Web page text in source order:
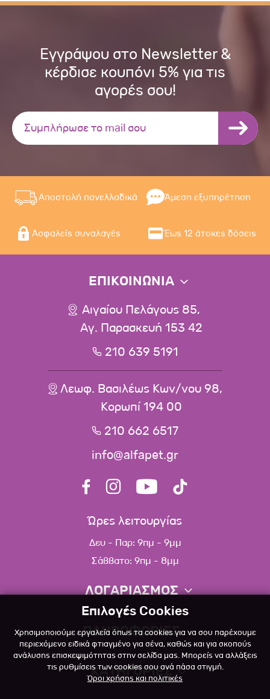
Εγγράψου στο Newsletter &
κέρδισε κουπόνι 5% για τις
αγορές σου!
Αποστολή πανελλαδικά Άμεση εξυπηρέτηση
Ασφαλείς συναλαγές Έως 12 άτοκες δόσεις
ΕΠΙΚΟΙΝΩΝΙΑ
Αιγαίου Πελάγους 85,
Αγ. Παρασκευή 153 42
210 639 5191
Λεωφ. Βασιλέως Κων/νου 98,
Κορωπί 194 00
210 662 6517
info@alfapet.gr
Ώρες λειτουργίας
Δευ - Παρ: 9πμ - 9μμ
Σάββατο: 9πμ - 8μμ
ΛΟΓΑΡΙΑΣΜΟΣ
Πληροφορίες λογαριασμού
Λίστα αγαπημένων
Πολιτική επιστροφών
ΠΛΗΡΟΦΟΡΙΕΣ
Σχετικά
Επικοινωνία
ΚΑΤΗΓΟΡΙΕΣ
Επιλογές Cookies
Χρησιμοποιούμε εργαλεία όπως τα cookies για να σου παρέχουμε
περιεχόμενο ειδικά φτιαγμένο για σένα, καθώς και για σκοπούς
ανάλυσης επισκεψιμότητας στην σελίδα μας. Μπορείς να αλλάξεις
τις ρυθμίσεις των cookies σου ανά πάσα στιγμή.
Όροι χρήσης και πολιτικές